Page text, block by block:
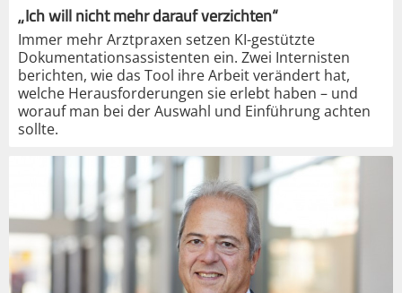
„Ich will nicht mehr darauf verzichten“
Immer mehr Arztpraxen setzen KI-gestützte
Dokumentationsassistenten ein. Zwei Internisten
berichten, wie das Tool ihre Arbeit verändert hat,
welche Herausforderungen sie erlebt haben – und
worauf man bei der Auswahl und Einführung achten
sollte.